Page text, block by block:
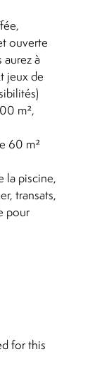
ouverte
à
jeux de
m²,
60 m²
la piscine,
transats,
pour
for this